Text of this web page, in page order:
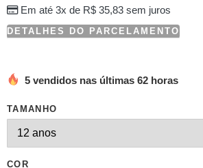
Em até 3x de R$35,83sem juros
DETALHES DO PARCELAMENTO
5 vendidos nas últimas 62 horas
TAMANHO
COR